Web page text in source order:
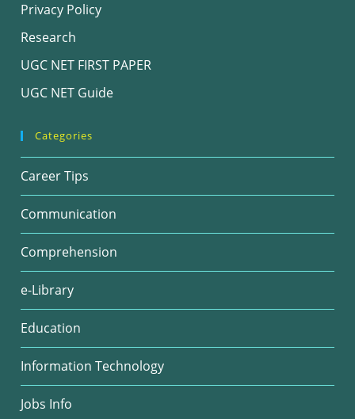
Privacy Policy
Research
UGC NET FIRST PAPER
UGC NET Guide
Categories
Career Tips
Communication
Comprehension
e-Library
Education
Information Technology
Jobs Info